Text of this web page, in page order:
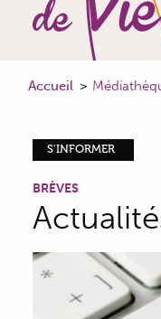
Accueil
S'INFORMER
BRÈVES